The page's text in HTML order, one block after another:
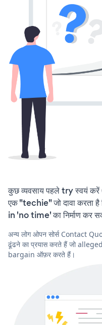
कुछ व्यवसाय पहले try स्वयं
एक "techie" जो दावा
in 'no time' का निर्माण कर
अन्य लोग ओपन सोर्स Contact
ढूंढने का प्रयास करते हैं जो
bargain ऑफ़र करते हैं।